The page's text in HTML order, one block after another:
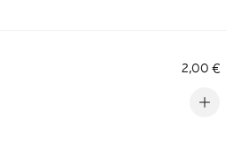
2,00 €